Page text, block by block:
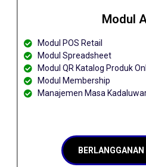
Modul
Modul POS Retail
Modul Spreadsheet
Modul QR Katalog Produk
Modul Membership
Manajemen Masa